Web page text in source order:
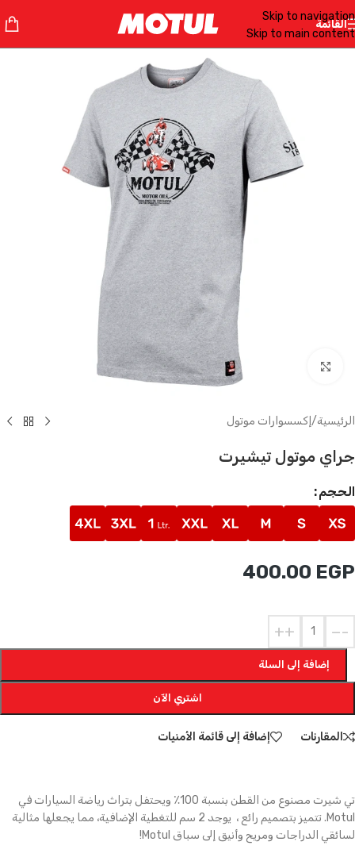
Skip to navigation
Skip to main content
القائمة
Click to enlarge
الرئيسية/ إكسسوارات موتول
جراي موتول تيشيرت
الحجم
400.00 EGP
-
+
إضافة إلى السلة
اشتري الآن
المقارنات إضافة إلى قائمة الأمنيات
تي شيرت مصنوع من القطن بنسبة 100٪ ويحتفل بتراث رياضة السيارات في
Motul. تتميز بتصميم رائع ، يوجد 2 سم للتغطية الإضافية، مما يجعلها مثالية
لسائقي الدراجات ومريح وأنيق إلى سباق Motul!